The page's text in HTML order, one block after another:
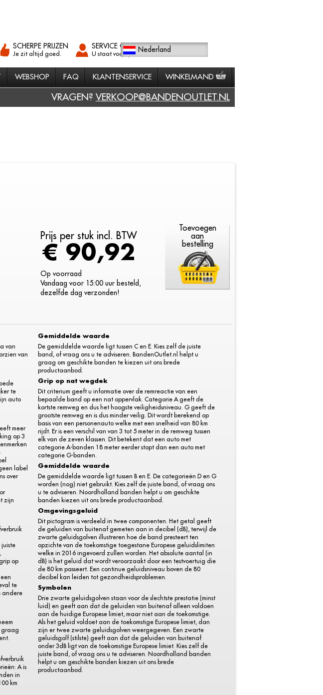
SCHERPE PRIJZEN
Je zit altijd goed.
SERVICE GERICHT
U staat voorop. Nederland
WEBSHOP FAQ KLANTENSERVICE WINKELMAND
VRAGEN? VERKOOP@BANDENOUTLET.NL
Toevoegen
aan
bestelling
Prijs per stuk incl. BTW
€ 90,92
Op voorraad
Vandaag voor 15:00 uur besteld,
dezelfde dag verzonden!
van
van
te
auto
meer
op 3
label
over
zijn
op
te
andere
graag
A is
in
km
Gemiddelde waarde
De gemiddelde waarde ligt tussen C en E. Kies zelf de juiste
band, of vraag ons u te adviseren. BandenOutlet.nl helpt u
graag om geschikte banden te kiezen uit ons brede
productaanbod.
Grip op nat wegdek
Dit criterium geeft u informatie over de remreactie van een
bepaalde band op een nat oppervlak. Categorie A geeft de
kortste remweg en dus het hoogste veiligheidsniveau. G geeft de
grootste remweg en is dus minder veilig. Dit wordt berekend op
basis van een personenauto welke met een snelheid van 80 km
rijdt. Er is een verschil van van 3 tot 5 meter in de remweg tussen
elk van de zeven klassen. Dit betekent dat een auto met
categorie A-banden 18 meter eerder stopt dan een auto met
categorie G-banden.
Gemiddelde waarde
De gemiddelde waarde ligt tussen B en E. De categorieën D en G
worden (nog) niet gebruikt. Kies zelf de juiste band, of vraag ons
u te adviseren. Noordholland banden helpt u om geschikte
banden kiezen uit ons brede productaanbod.
Omgevingsgeluid
Dit pictogram is verdeeld in twee componenten. Het getal geeft
de geluiden van buitenaf gemeten aan in decibel (dB), terwijl de
zwarte geluidsgolven illustreren hoe de band presteert ten
opzichte van de toekomstige toegestane Europese geluidslimiten
welke in 2016 ingevoerd zullen worden. Het absolute aantal (in
dB) is het geluid dat wordt veroorzaakt door een testvoertuig die
de 80 km passeert. Een continue geluidsniveau boven de 80
decibel kan leiden tot gezondheidsproblemen.
Symbolen
Drie zwarte geluidsgolven staan voor de slechtste prestatie (minst
luid) en geeft aan dat de geluiden van buitenaf alleen voldoen
aan de huidige Europese limiet, maar niet aan de toekomstige.
Als het geluid voldoet aan de toekomstige Europese limiet, dan
zijn er twee zwarte geluidsgolven weergegeven. Een zwarte
geluidsgolf (stilste) geeft aan dat de geluiden van buitenaf
onder 3dB ligt van de toekomstige Europese limiet. Kies zelf de
juiste band, of vraag ons u te adviseren. Noordholland banden
helpt u om geschikte banden kiezen uit ons brede
productaanbod.